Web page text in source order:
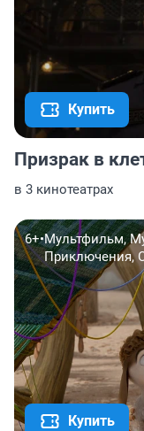
Купить
Призрак в
в 3 кинотеатрах
6+•Мультфильм,
Приключения,
Купить